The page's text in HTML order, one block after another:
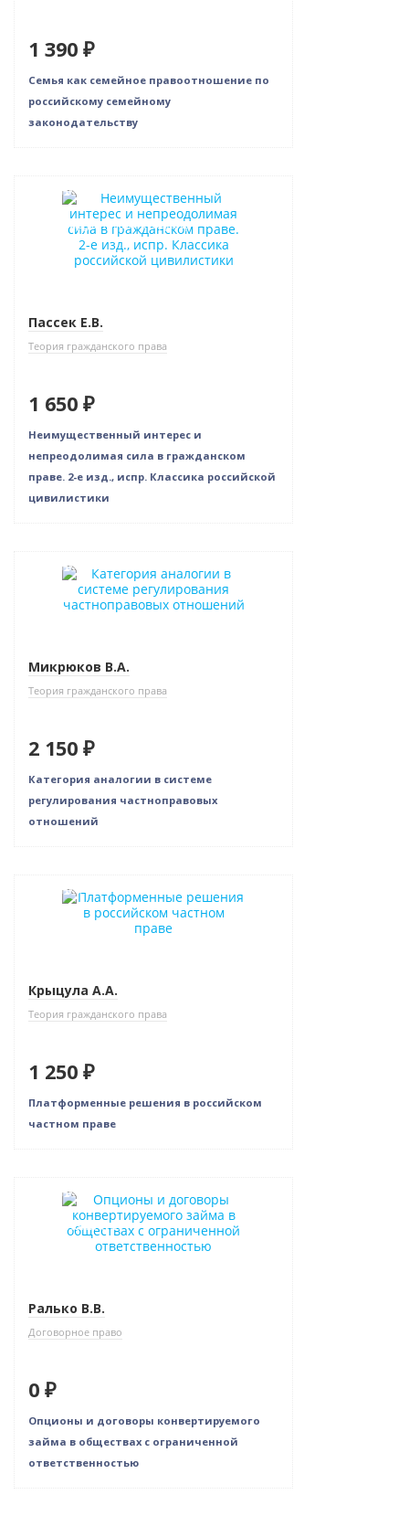
1 390 ₽
Семья как семейное правоотношение по
российскому семейному
законодательству
Новинка
Индивидуальный подход
Пассек Е.В.
Теория гражданского права
1 650 ₽
Неимущественный интерес и
непреодолимая сила в гражданском
праве. 2-е изд., испр. Классика российской
цивилистики
Новинка
Микрюков В.А.
Теория гражданского права
2 150 ₽
Категория аналогии в системе
регулирования частноправовых
отношений
Новинка
Крыцула А.А.
Теория гражданского права
1 250 ₽
Платформенные решения в российском
частном праве
Новинка
Нет в наличии
Ралько В.В.
Договорное право
0 ₽
Опционы и договоры конвертируемого
займа в обществах с ограниченной
ответственностью